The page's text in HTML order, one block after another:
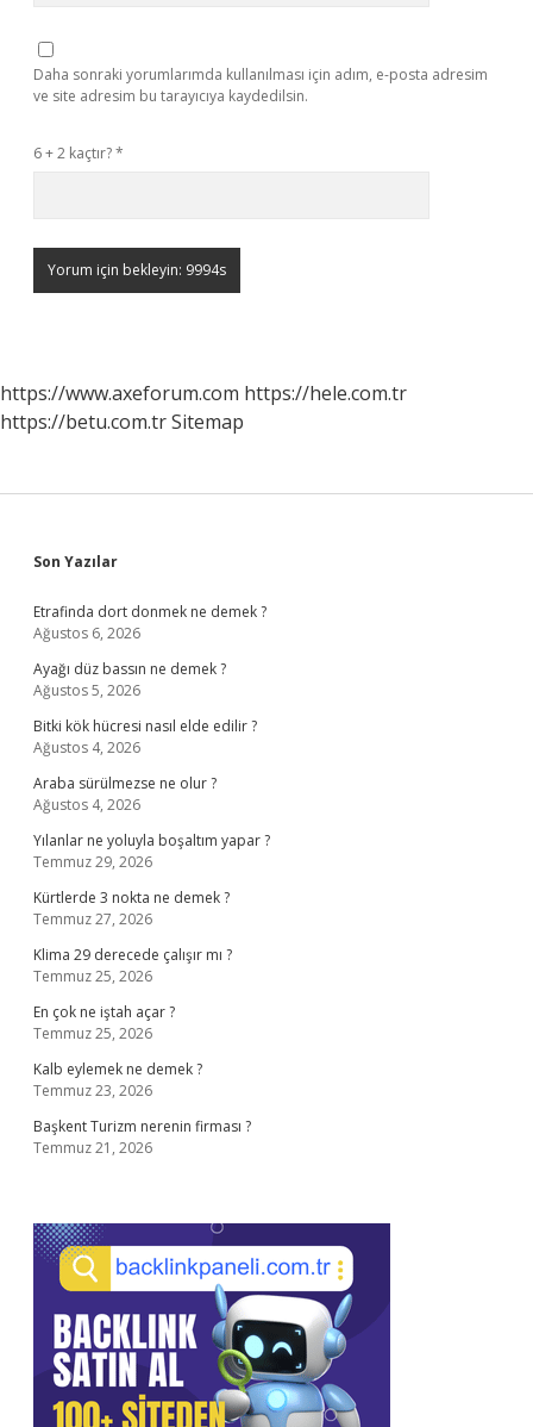
Daha sonraki yorumlarımda kullanılması için adım, e-posta adresim
ve site adresim bu tarayıcıya kaydedilsin.
6 + 2 kaçtır?*
https://www.axeforum.com https://hele.com.tr
https://betu.com.trSitemap
Sidebar
Son Yazılar
Etrafinda dort donmek ne demek ?
Ağustos 6, 2026
Ayağı düz bassın ne demek ?
Ağustos 5, 2026
Bitki kök hücresi nasıl elde edilir ?
Ağustos 4, 2026
Araba sürülmezse ne olur ?
Ağustos 4, 2026
Yılanlar ne yoluyla boşaltım yapar ?
Temmuz 29, 2026
Kürtlerde 3 nokta ne demek ?
Temmuz 27, 2026
Klima 29 derecede çalışır mı ?
Temmuz 25, 2026
En çok ne iştah açar ?
Temmuz 25, 2026
Kalb eylemek ne demek ?
Temmuz 23, 2026
Başkent Turizm nerenin firması ?
Temmuz 21, 2026